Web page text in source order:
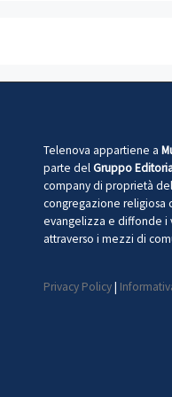
Telenova appartiene a
parte delGruppo
company di proprietà
congregazione religiosa
evangelizza e diffonde i
attraverso i mezzi di
Privacy Policy|